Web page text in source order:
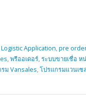
Logistic Application,pre
,พรีออเดอร์,ระบบขายเชื่อ ห
ม Vansales,โปรแกรมแวนเซ